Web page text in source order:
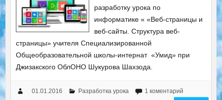
разработку урока по
информатике « «Веб-страницы и
веб-сайты. Структура веб-
страницы» учителя Специализированной
Общеобразовательной школы-интернат «Умид» при
Джизакского ОблОНО Шукурова Шахзода.
01.01.2016 Разработка урока 1 коментарий